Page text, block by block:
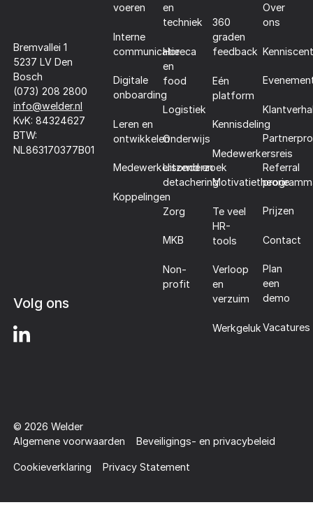
Bremvallei 1
5237 LV Den
Bosch
(073) 208 2800
info@welder.nl
KvK: 84324627
BTW:
NL863170377B01
Volg ons
voeren
Interne
communicatie
Digitale
onboarding
Leren en
ontwikkelen
Medewerkersonderzoek
Koppelingen
en
techniek
Horeca
en
food
Logistiek
Onderwijs
Uitzend en
detachering
Zorg
MKB
Non-
profit
360
graden
feedback
Eén
platform
Kennisdeling
Medewerkersreis
Motivatietheorie
Te veel
HR-
tools
Verloop
en
verzuim
Werkgeluk
Over
ons
Referral
Prijzen
Contact
Plan
een
demo
Vacatures
© 2026 Welder
Algemene voorwaarden
Beveiligings- en privacybeleid
Cookieverklaring Privacy Statement